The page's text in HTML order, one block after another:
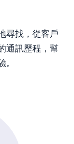
尋找，從客戶
通訊歷程，幫